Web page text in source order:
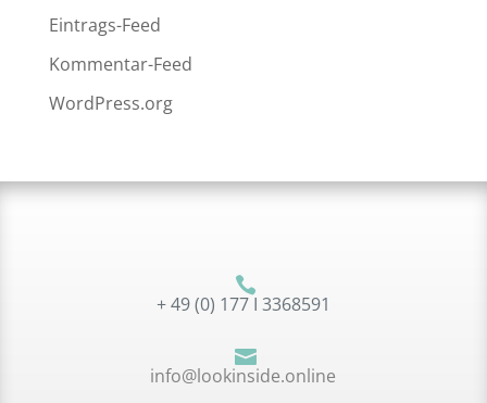
Eintrags-Feed
Kommentar-Feed
WordPress.org

+ 49 (0) 177 I 3368591

info@lookinside.online